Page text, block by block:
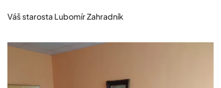
Váš starosta Lubomír Zahradník